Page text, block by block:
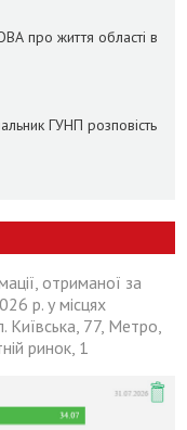
про життя області в
ГУНП розповість
отриманої за
р. у місцях
77, Метро,
ринок, 1